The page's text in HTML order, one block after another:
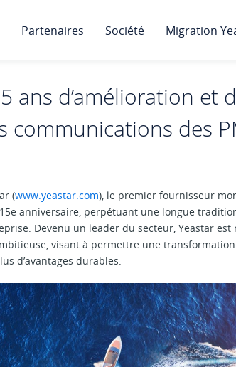
Partenaires Société Migration
ans d’amélioration et
des
(www.yeastar.com), le premier fournisseur
anniversaire, perpétuant une longue
Devenu un leader du secteur, Yeastar
visant à permettre une
d’avantages durables.